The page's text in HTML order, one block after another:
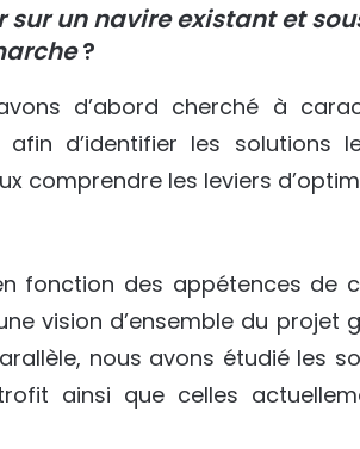
un navire existant et
?
d’abord cherché à
d’identifier les solutions
comprendre les leviers
fonction des appétences de
vision d’ensemble du projet
nous avons étudié les
ainsi que celles